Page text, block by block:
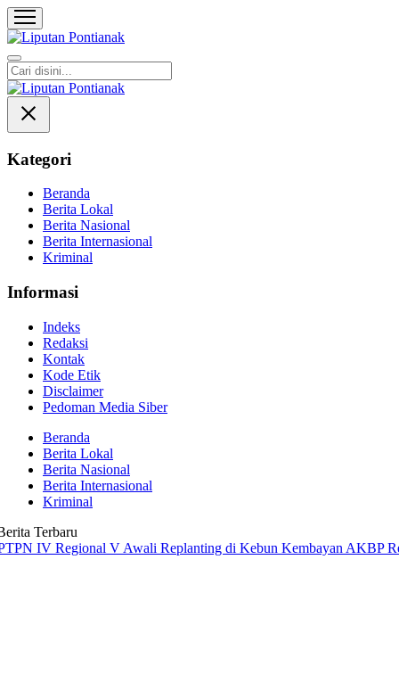
Liputan Pontianak
Berita Terkini dan TerUpdate
Kategori
Beranda
Berita Lokal
Berita Nasional
Berita Internasional
Kriminal
Informasi
Indeks
Redaksi
Kontak
Kode Etik
Disclaimer
Pedoman Media Siber
Beranda
Berita Lokal
Berita Nasional
Berita Internasional
Kriminal
Terbaru
V Awali Replanting di Kebun Kembayan AKBP Rensa S.